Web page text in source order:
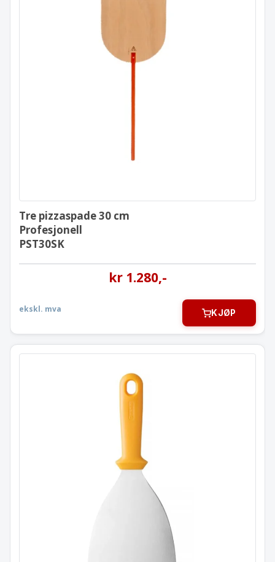
Tre pizzaspade 30 cm
Profesjonell
PST30SK
kr1.280,-
ekskl. mva KJØP
Pizza stekespade
855638